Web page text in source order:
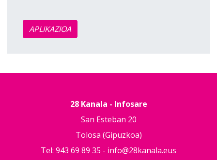
APLIKAZIOA
28 Kanala - Infosare
San Esteban 20
Tolosa (Gipuzkoa)
Tel: 943 69 89 35 - info@28kanala.eus